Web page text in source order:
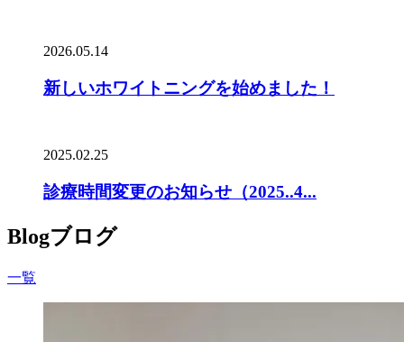
2026.05.14
新しいホワイトニングを始めました！
2025.02.25
診療時間変更のお知らせ（2025..4...
Blogブログ
一覧